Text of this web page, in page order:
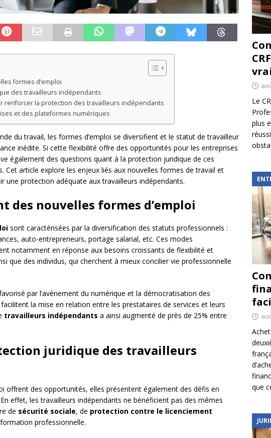
formes d’emploi
des travailleurs indépendants
renforcer la protection des travailleurs indépendants
et des plateformes numériques
du travail, les formes d’emploi se diversifient et le statut de travailleur
inédite. Si cette flexibilité offre des opportunités pour les entreprises
également des questions quant à la protection juridique de ces
Cet article explore les enjeux liés aux nouvelles formes de travail et
une protection adéquate aux travailleurs indépendants.
des nouvelles formes d’emploi
sont caractérisées par la diversification des statuts professionnels :
auto-entrepreneurs, portage salarial, etc. Ces modes
notamment en réponse aux besoins croissants de flexibilité et
que des individus, qui cherchent à mieux concilier vie professionnelle
par l’avènement du numérique et la démocratisation des
la mise en relation entre les prestataires de services et leurs
travailleurs indépendants a ainsi augmenté de près de 25% entre
juridique des travailleurs
offrent des opportunités, elles présentent également des défis en
effet, les travailleurs indépendants ne bénéficient pas des mêmes
de sécurité sociale, de protection contre le licenciement
professionnelle.
Le
plus
que